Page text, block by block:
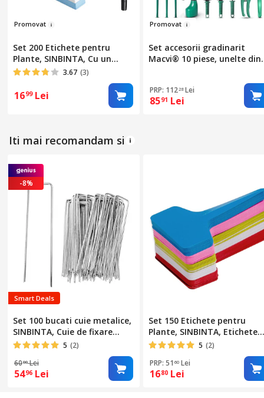
Promovat
Set 200 Etichete pentru
Plante, SINBINTA, Cu un
stilou, Nu este usor de
Rezistenta la apa, Usor de
scris, Pentru rasaduri de
ghivece, PVC, 10x2cm,
Multicolor
3.67 (3)
1699 Lei
Promovat
Set accesorii gradinarit
Macvi® 10 piese, unelte din
lopata, pulverizator,
inclusa
PRP: 112 28 Lei
8591 Lei
Iti mai recomandam si
-8%
Smart Deals
Set 100 bucati cuie metalice,
SINBINTA, Cuie de fixare
pentru gradina, Cuie de
fixare in forma de U pentru
gazon, Usor de instalat,
Pentru fixarea tesaturilor,
5 (2)
6000 Lei
5496 Lei
Set 150 Etichete pentru
Plante, SINBINTA, Etichete
Reutilizabile T din, Accesorii
unelte gradinarit, Flexibil,
Suprafata neteda,
Rezistente la intemperii,
5 (2)
PRP: 51 60 Lei
1680 Lei